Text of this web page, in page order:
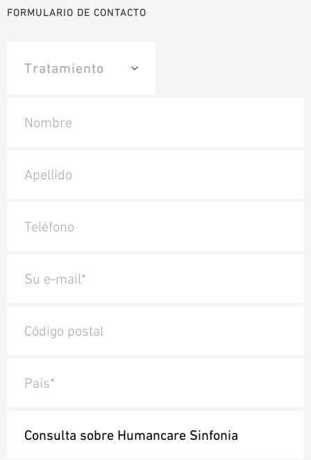
FORMULARIO DE CONTACTO
Nombre
Apellido
Teléfono
Su e-mail*
Código postal
País*